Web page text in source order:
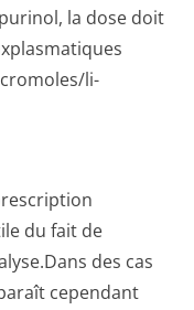
la dose doit
li­
du fait de
des cas
cependant